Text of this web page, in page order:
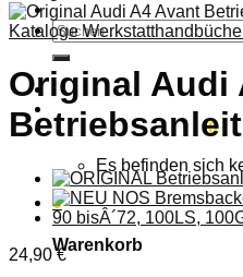
Suchen
nach:
Anmelden
Warenkorb /0,00 € 0
Es befinden sich
0
Warenkorb
Kataloge
Original Audi
24,90€